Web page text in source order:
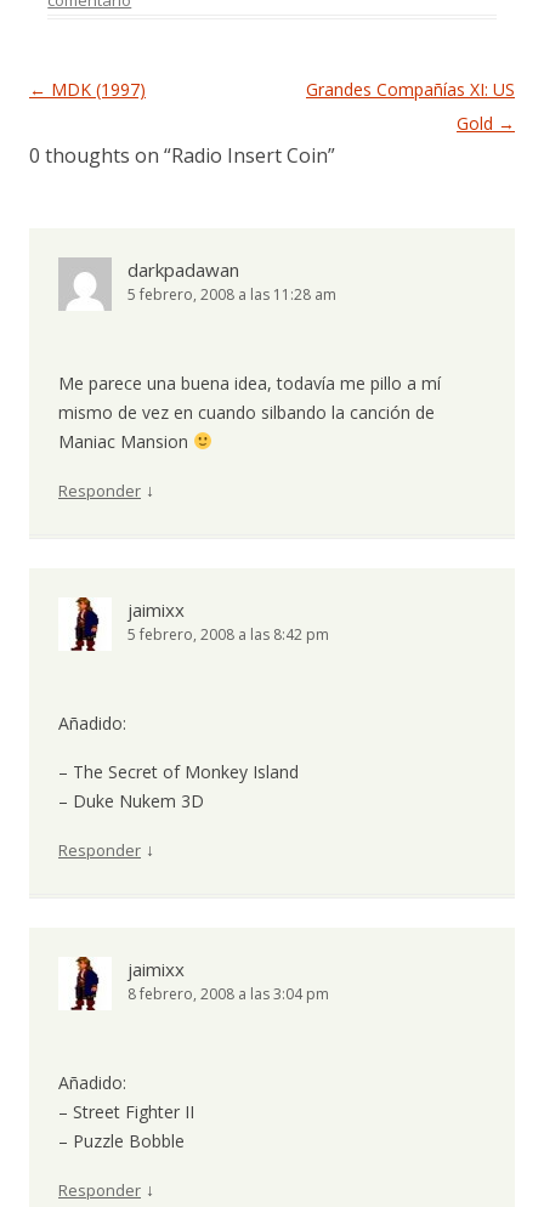
Navegación de entradas
← MDK (1997)
Grandes Compañías XI: US
Gold →
0 thoughts on “Radio Insert Coin”
darkpadawan
5 febrero, 2008 a las 11:28 am
Me parece una buena idea, todavía me pillo a mí
mismo de vez en cuando silbando la canción de
Maniac Mansion
Responder ↓
jaimixx
5 febrero, 2008 a las 8:42 pm
Añadido:
– The Secret of Monkey Island
– Duke Nukem 3D
Responder ↓
jaimixx
8 febrero, 2008 a las 3:04 pm
Añadido:
– Street Fighter II
– Puzzle Bobble
Responder ↓